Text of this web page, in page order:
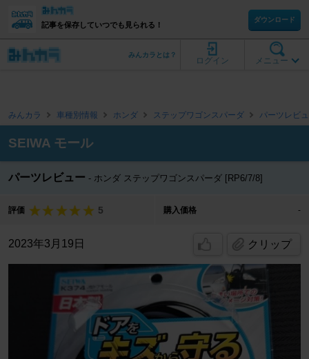
記事を保存していつでも見られる！
ダウンロード
メニュー
ログイン
みんカラとは？
みんカラ 車種別情報 ホンダ ステップワゴンスパーダ パーツレビ
SEIWA モール
パーツレビュー ホンダ ステップワゴンスパーダ [RP6/7/8]
評価 5 購入価格 -
2023年3月19日 クリップ